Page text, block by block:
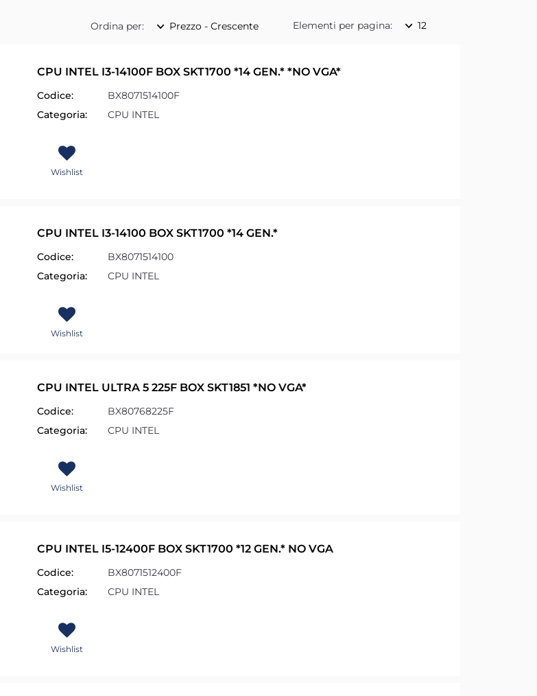
Ordina per: Elementi per pagina:
CPU INTEL I3-14100F BOX SKT1700 *14 GEN.* *NO VGA*
Codice:
BX8071514100F
Categoria:
CPU INTEL
Wishlist
CPU INTEL I3-14100 BOX SKT1700 *14 GEN.*
Codice:
BX8071514100
Categoria:
CPU INTEL
Wishlist
CPU INTEL ULTRA 5 225F BOX SKT1851 *NO VGA*
Codice:
BX80768225F
Categoria:
CPU INTEL
Wishlist
CPU INTEL I5-12400F BOX SKT1700 *12 GEN.* NO VGA
Codice:
BX8071512400F
Categoria:
CPU INTEL
Wishlist